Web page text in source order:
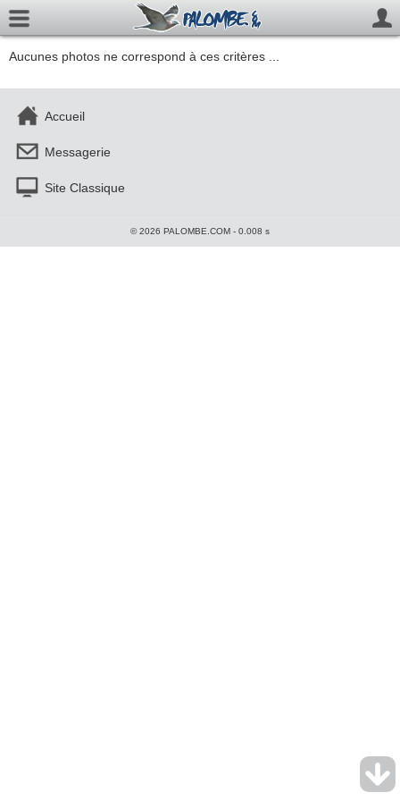
Aucunes photos ne correspond à ces critères ...
Accueil
Messagerie
Site Classique
© 2026 PALOMBE.COM - 0.008 s